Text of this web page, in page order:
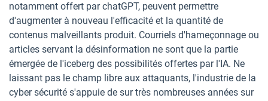
notamment offert par chatGPT, peuvent permettre
d'augmenter à nouveau l'efficacité et la quantité de
contenus malveillants produit. Courriels d'hameçonnage ou
articles servant la désinformation ne sont que la partie
émergée de l'iceberg des possibilités offertes par l'IA. Ne
laissant pas le champ libre aux attaquants, l'industrie de la
cyber sécurité s'appuie de sur très nombreuses années sur